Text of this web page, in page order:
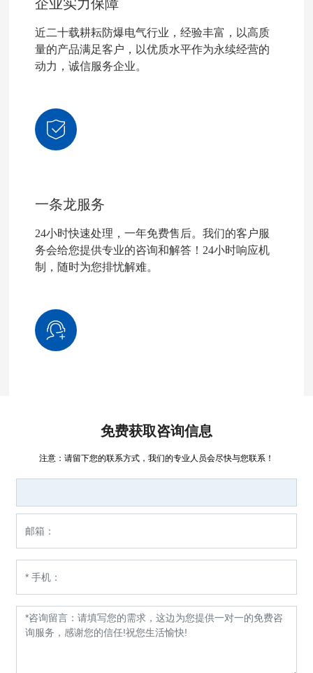
近二十载耕耘防爆电气行业，经验丰富，以高质
量的产品满足客户，以优质水平作为永续经营的
动力，诚信服务企业。
一条龙服务
24小时快速处理，一年免费售后。我们的客户服
务会给您提供专业的咨询和解答！24小时响应机
制，随时为您排忧解难。
免费获取咨询信息
注意：请留下您的联系方式，我们的专业人员会尽快与您联系！